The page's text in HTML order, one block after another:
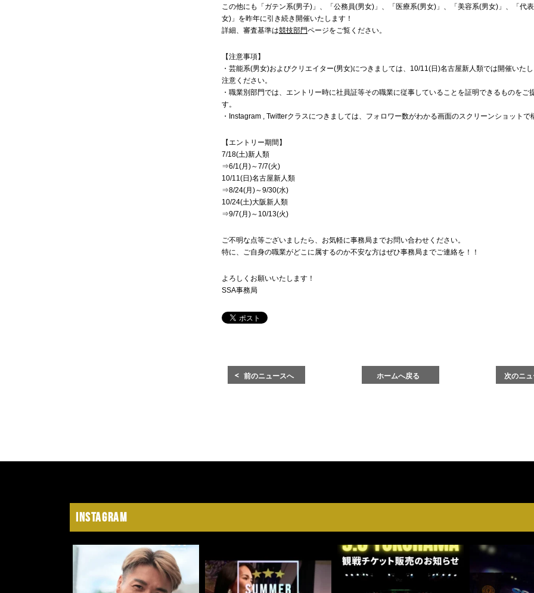
この他にも「ガテン系(男子)」、「公務員(男女)」、「医療系(男女)」、「美容系(男女)」、「代
女)」を昨年に引き続き開催いたします！
詳細、審査基準は競技部門ページをご覧ください。
【注意事項】
・芸能系(男女)およびクリエイター(男女)につきましては、10/11(日)名古屋新人類では開催いた
注意ください。
・職業別部門では、エントリー時に社員証等その職業に従事していることを証明できるものをご
す。
・Instagram , Twitterクラスにつきましては、フォロワー数がわかる画面のスクリーンショットで
【エントリー期間】
7/18(土)新人類
⇒6/1(月)～7/7(火)
10/11(日)名古屋新人類
⇒8/24(月)～9/30(水)
10/24(土)大阪新人類
⇒9/7(月)～10/13(火)
ご不明な点等ございましたら、お気軽に事務局までお問い合わせください。
特に、ご自身の職業がどこに属するのか不安な方はぜひ事務局までご連絡を！！
よろしくお願いいたします！
SSA事務局
前のニュースへ ホームへ戻る 次のニ
Instagram